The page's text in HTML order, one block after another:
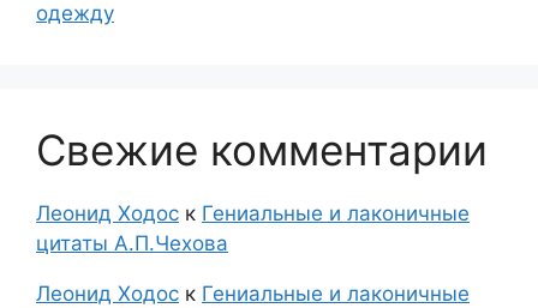
одежду
Свежие комментарии
Леонид Ходос к Гениальные и лаконичные
цитаты А.П.Чехова
Леонид Ходос к Гениальные и лаконичные